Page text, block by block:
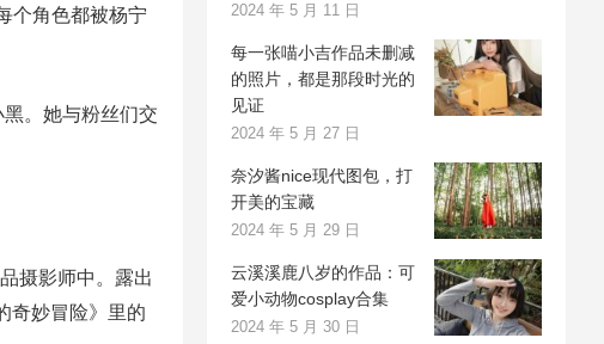
个角色都被杨宁
。她与粉丝们交
摄影师中。露出
奇妙冒险》里的
2024 年 5 月 11 日
每一张喵小吉作品未删减
的照片，都是那段时光的
见证
2024 年 5 月 27 日
奈汐酱nice现代图包，打
开美的宝藏
2024 年 5 月 29 日
云溪溪鹿八岁的作品：可
爱小动物cosplay合集
2024 年 5 月 30 日